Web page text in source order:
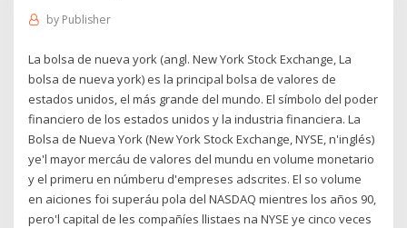
by Publisher
La bolsa de nueva york (angl. New York Stock Exchange, La
bolsa de nueva york) es la principal bolsa de valores de
estados unidos, el más grande del mundo. El símbolo del poder
financiero de los estados unidos y la industria financiera. La
Bolsa de Nueva York (New York Stock Exchange, NYSE, n'inglés)
ye'l mayor mercáu de valores del mundu en volume monetario
y el primeru en númberu d'empreses adscrites. El so volume
en aiciones foi superáu pola del NASDAQ mientres los años 90,
pero'l capital de les compañíes llistaes na NYSE ye cinco veces